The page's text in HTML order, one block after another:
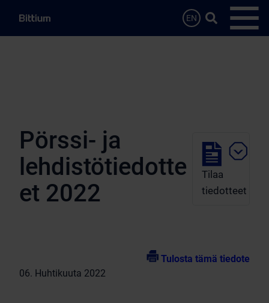
EN
Hae…
Avaa
Pörssi- ja
lehdistötiedotte
et 2022
Tilaa
tiedotteet
Tulosta tämä tiedote
06. Huhtikuuta 2022